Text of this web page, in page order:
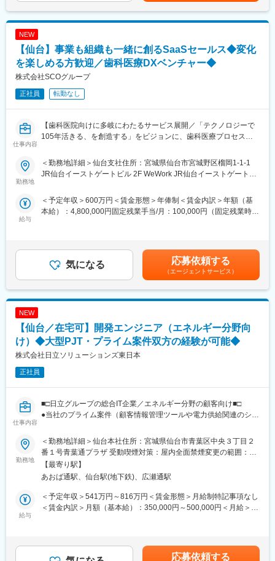
署間の連携が取りやすいようにサポートしていくので、ご安心く
ださい。
◇通信基地局の新設・増設・維持◇
ます。
・基本土日休み、長期休暇（GW・夏季休暇・年末年始）も10日
程度休むことができる環境です。
ます！
・担当案件によって出張や残業が発生します。他県で行う案件
■魅力／特徴：
◇通信やSDGsに関わるものは、人々が生活していくうえで欠かせ
ないものです。当社は社会インフラというニーズの高い事業の中
などをある程度把握しているうえでやり取りをするため、折衝も
スムーズに進むことが多いです。
◇電気や通信、エネルギーなどの社会インフラは、人々の日常を
支えている基盤になるものです。こうした基盤になる5GやloTに
変更の範囲：会社の定める業務
NEW
【仙台】事業も組織も一緒に創るSaaSセールス◆変化
を楽しめる方歓迎／歯科医療DXベンチャー◆
株式会社SCOグループ
正社員 転勤なし
仕事内容
【歯科医院向けに多岐にわたるサービス展開／「テクノロジーで
105年活きる、を創造する」をビジョンに、歯科医療プロセスの
■おすすめポイント：
★決められたやり方ではなく、自ら考え挑戦できる環境です！
★経験以上に、変化を楽しむ姿勢や事業への共感を重視していま
自社SaaSプロダクト「paylight X」の営業活動を通じ、歯科医院
の経営改善と、その先にいる患者様の治療体験の変革を推進して
いただきます。
■業務詳細：
・無償プランから有償プランへの切り替え提案
・顧客ニーズのヒアリングと経営課題の抽出
・製品デモンストレーションと導入効果のプレゼンテーション
・見積作成・契約手続き・導入後のフォローアップ
◎新規開拓アプローチ
◎学会活動や歯科医師会等への参加を通じた、中長期的なコネク
◎CRMシステムでの顧客管理 など
■組織体制：
営業メンバー：20名
■企業魅力：
のもと、歯科医療の未来を変えるサービスを展開しています。
勤務地
＜勤務地詳細＞仙台支社住所：宮城県仙台市宮城野区榴岡1-1-1
JR仙台イーストゲートビル 2F WeWork JR仙台イーストゲートビ
給与
＜予定年収＞600万円＜賃金形態＞年俸制＜賃金内訳＞年額（基
本給）：4,800,000円固定残業手当/月：100,000円（固定残業時間
じて決定■昇給：年1回（6月）賃金はあくまでも目安の金額であ
り、選考を通じて上下する可能性があります。月給(月額)は固定手
当を含めた表記です。
気になる 応募依頼する
（エージェントサービス）
NEW
【仙台／在宅可】開発エンジニア（エネルギー分野向
け）◆大型PJT・プライム案件双方の経験が可能◆
株式会社日立ソリューションズ東日本
正社員
仕事内容
■□日立グループの総合IT企業／エネルギー分野の顧客向け■□
●当社のプライム案件（顧客情報管理ツールや電力供給関連のシス
携した大型プロジェクト案件双方を経験することが可能
●出社×リモートのハイブリッド勤務×所定労働7時間45分×年間休
日126日
■概要：
今回採用する部門は主に東北エリアのエネルギー分野の顧客向け
にソリューション提供を行っています。
のプライム案件双方を経験することが可能です。エンジニアとし
て上流経験を積み、ステップアップいただける環境となります。
勤務地
＜勤務地詳細＞仙台本社住所：宮城県仙台市青葉区中央３丁目２
番１号青葉通プラザ 受動喫煙対策：屋内全面禁煙変更の範囲：会
社の定める事業所（リモートワーク含む）
【最寄り駅】
あおば通駅、仙台駅(地下鉄)、広瀬通駅
給与
＜予定年収＞541万円～816万円＜賃金形態＞月給制特記事項なし
＜賃金内訳＞月額（基本給）：350,000円～500,000円＜月給＞
選考を通じて上下する可能性があります。月給(月額)は固定手当を
応募依頼する